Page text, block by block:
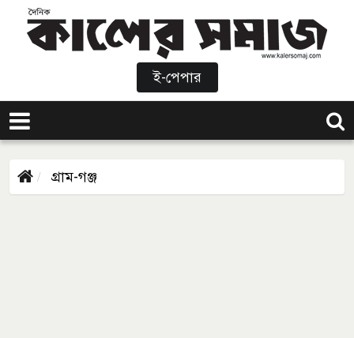
ই-পেপার
গ্রাম-গঞ্জ